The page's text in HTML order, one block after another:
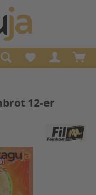
12-er